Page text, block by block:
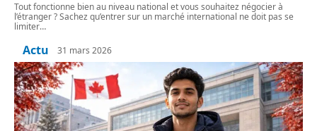
Tout fonctionne bien au niveau national et vous souhaitez négocier à
l’étranger ? Sachez qu’entrer sur un marché international ne doit pas se
limiter…
Actu 31 mars 2026